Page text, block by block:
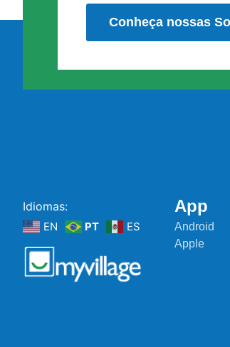
Conheça nossas
Idiomas:
EN PT ES
App
Android
Apple